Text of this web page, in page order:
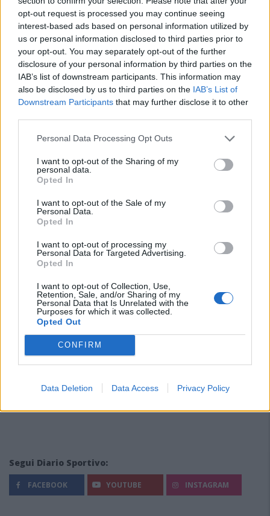
opt-out request is processed you may continue seeing
interest-based ads based on personal information utilized by
us or personal information disclosed to third parties prior to
your opt-out. You may separately opt-out of the further
disclosure of your personal information by third parties on the
IAB’s list of downstream participants. This information may
also be disclosed by us to third parties on the IAB’s List of
Downstream Participants that may further disclose it to other
Personal Data Processing Opt Outs
I want to opt-out of the Sharing of my
personal data.
Opted In
I want to opt-out of the Sale of my
Personal Data.
Opted In
I want to opt-out of processing my
Personal Data for Targeted Advertising.
Opted In
I want to opt-out of Collection, Use,
Retention, Sale, and/or Sharing of my
Personal Data that Is Unrelated with the
Purposes for which it was collected.
Opted Out
CONFIRM
Data Deletion Data Access Privacy Policy
Le 5 sarde ancora nel girone G con 8 squadre
laziali, 4 campane e la novità dei molisani del
Venafro
6 Ago 2026
Anche il Fasano out e le ammissioni salgono
a sei, l'Ilva è la prima società tra le non
ripescate
5 Ago 2026
Coppa Italia: gli accoppiamenti dei 16esimi di
Macomer
5 Ago 2026
Coppa Italia: gli accoppiamenti degli ottavi
di finale con i derby di Gallura, Barbagia e
Segui Diario Sportivo:
FACEBOOK YOUTUBE INSTAGRAM